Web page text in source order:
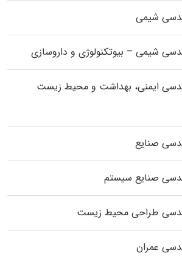
شیمی
شیمی – بیوتکنولوژی و داروسازی
ایمنی، بهداشت و محیط زیست
صنایع
صنایع سیستم
طراحی محیط زیست
عمران